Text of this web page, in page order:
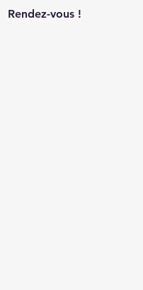
Rendez-vous !